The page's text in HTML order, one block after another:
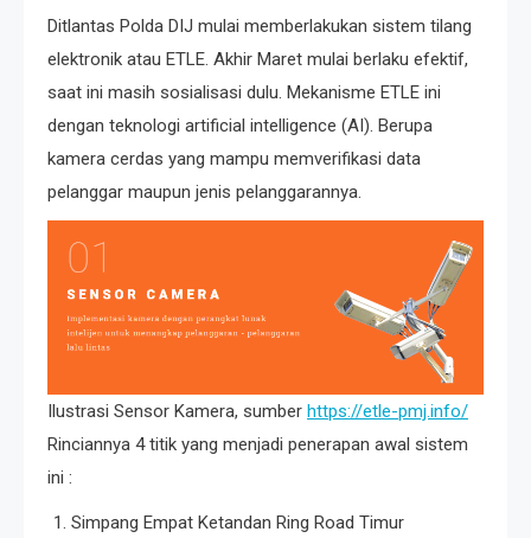
Ditlantas Polda DIJ mulai memberlakukan sistem tilang
elektronik atau ETLE. Akhir Maret mulai berlaku efektif,
saat ini masih sosialisasi dulu. Mekanisme ETLE ini
dengan teknologi artificial intelligence (AI). Berupa
kamera cerdas yang mampu memverifikasi data
pelanggar maupun jenis pelanggarannya.
Ilustrasi Sensor Kamera, sumber https://etle-pmj.info/
Rinciannya 4 titik yang menjadi penerapan awal sistem
ini :
Simpang Empat Ketandan Ring Road Timur